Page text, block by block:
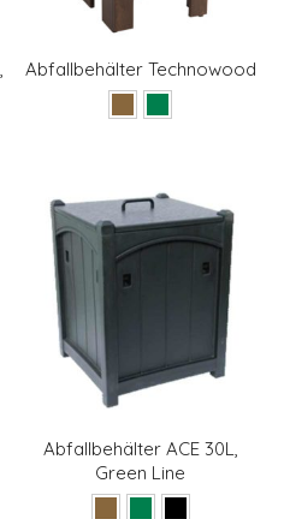
Abfallbehälter Technowood
Abfallbehälter ACE 30L,
Green Line